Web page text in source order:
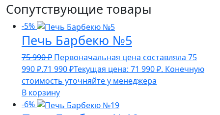
Сопутствующие товары
-5%
Печь Барбекю №5
75 990₽ Первоначальная цена составляла 75
990 ₽.71 990₽Текущая цена: 71 990 ₽. Конечную
стоимость уточняйте у менеджера
В корзину
-6%